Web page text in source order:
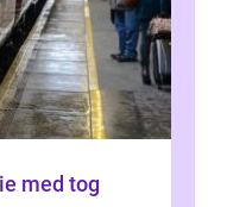
med tog